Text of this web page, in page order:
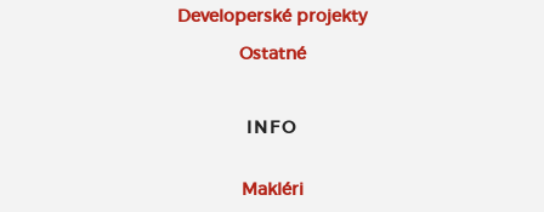
Developerské projekty
Ostatné
INFO
Makléri